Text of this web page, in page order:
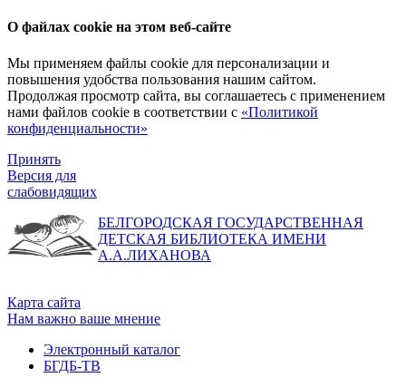
О файлах cookie на этом веб-сайте
Мы применяем файлы cookie для персонализации и
повышения удобства пользования нашим сайтом.
Продолжая просмотр сайта, вы соглашаетесь с применением
нами файлов cookie в соответствии с «Политикой
конфиденциальности»
Принять
Версия для
слабовидящих
БЕЛГОРОДСКАЯ ГОСУДАРСТВЕННАЯ
ДЕТСКАЯ БИБЛИОТЕКА ИМЕНИ
А.А.ЛИХАНОВА
Карта сайта
Нам важно ваше мнение
Электронный каталог
БГДБ-ТВ